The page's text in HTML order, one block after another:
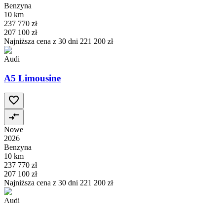
Benzyna
10 km
237 770 zł
207 100 zł
Najniższa cena z 30 dni 221 200 zł
Audi
A5 Limousine
Nowe
2026
Benzyna
10 km
237 770 zł
207 100 zł
Najniższa cena z 30 dni 221 200 zł
Audi